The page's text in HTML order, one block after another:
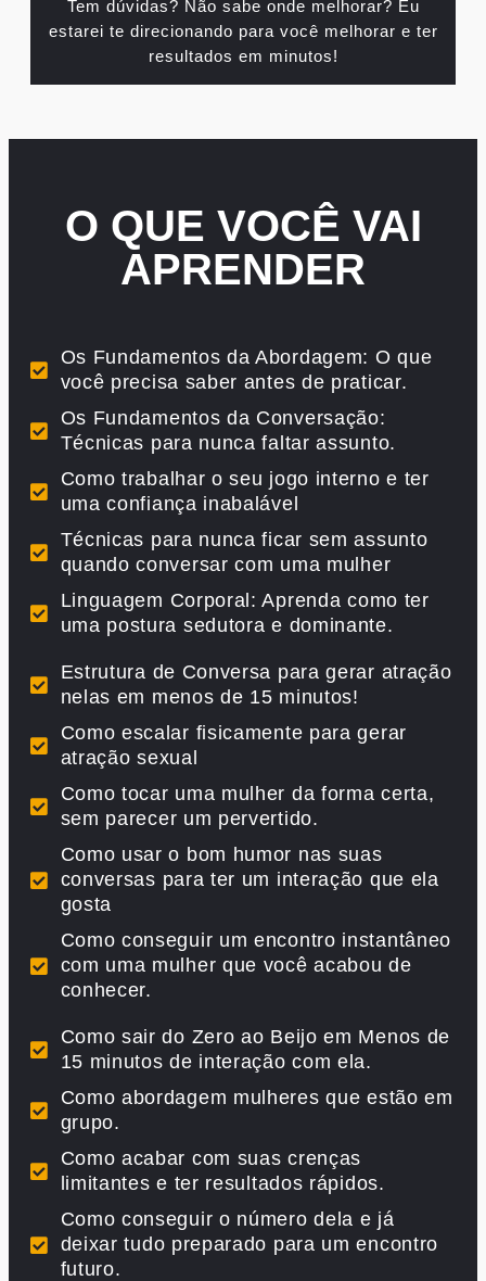
Tem dúvidas? Não sabe onde melhorar? Eu
estarei te direcionando para você melhorar e ter
resultados em minutos!
O QUE VOCÊ VAI
APRENDER
Os Fundamentos da Abordagem: O que
você precisa saber antes de praticar.
Os Fundamentos da Conversação:
Técnicas para nunca faltar assunto.
Como trabalhar o seu jogo interno e ter
uma confiança inabalável
Técnicas para nunca ficar sem assunto
quando conversar com uma mulher
Linguagem Corporal: Aprenda como ter
uma postura sedutora e dominante.
Estrutura de Conversa para gerar atração
nelas em menos de 15 minutos!
Como escalar fisicamente para gerar
atração sexual
Como tocar uma mulher da forma certa,
sem parecer um pervertido.
Como usar o bom humor nas suas
conversas para ter um interação que ela
gosta
Como conseguir um encontro instantâneo
com uma mulher que você acabou de
conhecer.
Como sair do Zero ao Beijo em Menos de
15 minutos de interação com ela.
Como abordagem mulheres que estão em
grupo.
Como acabar com suas crenças
limitantes e ter resultados rápidos.
Como conseguir o número dela e já
deixar tudo preparado para um encontro
futuro.